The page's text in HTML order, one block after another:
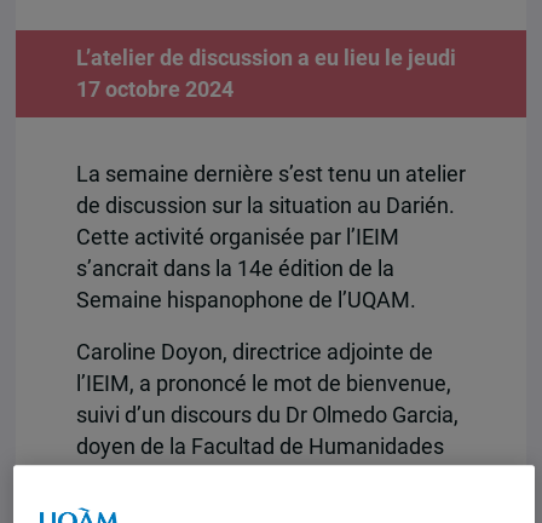
L’atelier de discussion a eu lieu le jeudi
17 octobre 2024
La semaine dernière s’est tenu un atelier
de discussion sur la situation au Darién.
Cette activité organisée par l’IEIM
s’ancrait dans la 14e édition de la
Semaine hispanophone de l’UQAM.
Caroline Doyon, directrice adjointe de
l’IEIM, a prononcé le mot de bienvenue,
suivi d’un discours du Dr Olmedo Garcia,
doyen de la Facultad de Humanidades
François Audet, directeur de l’IEIM, a